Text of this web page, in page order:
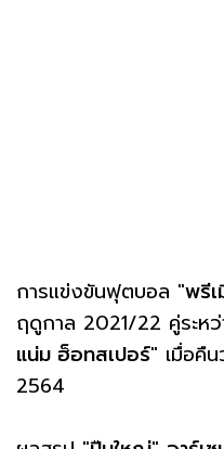
การแข่งขันฟุตบอล "พรี
ฤดูกาล 2021/22 คู่ระห
แน่ม ฮ็อทสเปอร์" เมื่อคื
2564